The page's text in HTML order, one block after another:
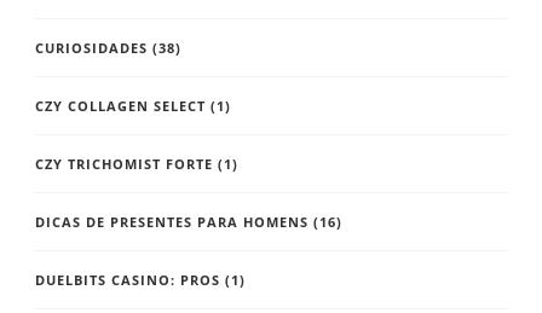
CURIOSIDADES (38)
CZY COLLAGEN SELECT (1)
CZY TRICHOMIST FORTE (1)
DICAS DE PRESENTES PARA HOMENS (16)
DUELBITS CASINO: PROS (1)